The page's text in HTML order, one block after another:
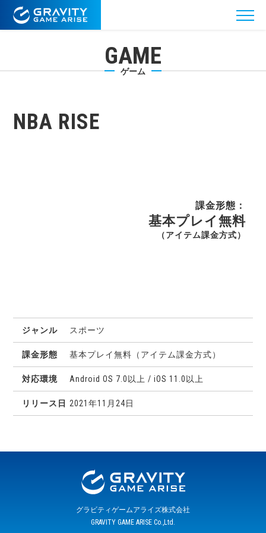
GAME
ゲーム
NBA RISE
基本プレイ無料
（アイテム課金方式）
スポーツ
基本プレイ無料（ アイテム課金方式）
Android OS 7.0以上 / iOS 11.0以上
2021年11月24日
グラビティゲームアライズ株式会社
GRAVITY GAME ARISE Co.,Ltd.